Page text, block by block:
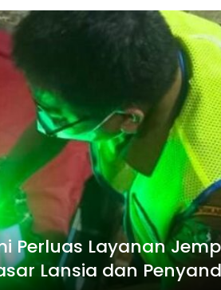
Perluas Layanan
Lansia dan